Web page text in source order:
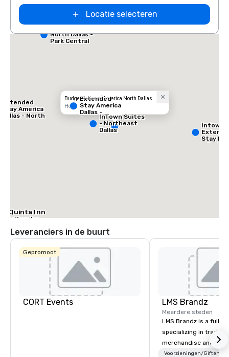
Locatie selecteren
Budget Suites of America North Dallas
Hotel
Quinta Inn
Suites by
North
Extended
Stay America
Dallas - North
North Dallas -
Park Central
Extended
Stay America
Dallas -
Greenville
Avenue
InTown Suites
- Northeast
Dallas
Intown
Stay
–
Leveranciers in de buurt
Gepromoot
CORT Events LMS Brandz
Meerdere steden
LMS Brandz is a full-
specializing in trade
merchandise and
booth giveaways and
Voorzieningen/Giften